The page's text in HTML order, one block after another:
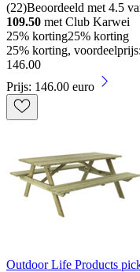
(22)Beoordeeld met 4.5
109.50 met Club Karwei
25% korting25% korting
25% korting,
146.00
Prijs: 146.00 euro
Outdoor Life Products